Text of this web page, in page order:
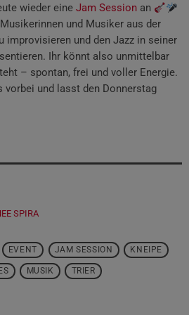
wieder eine Jam Session an
und Musiker aus der
improvisieren und den Jazz in seiner
Ihr könnt also unmittelbar
– spontan, frei und voller Energie.
und lasst den Donnerstag
SPIRA
EVENT JAM SESSION KNEIPE
MUSIK TRIER